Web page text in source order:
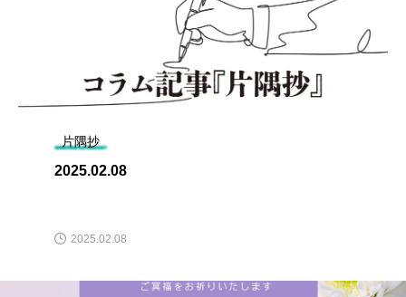
片隅抄
2025.02.08
2025.02.08